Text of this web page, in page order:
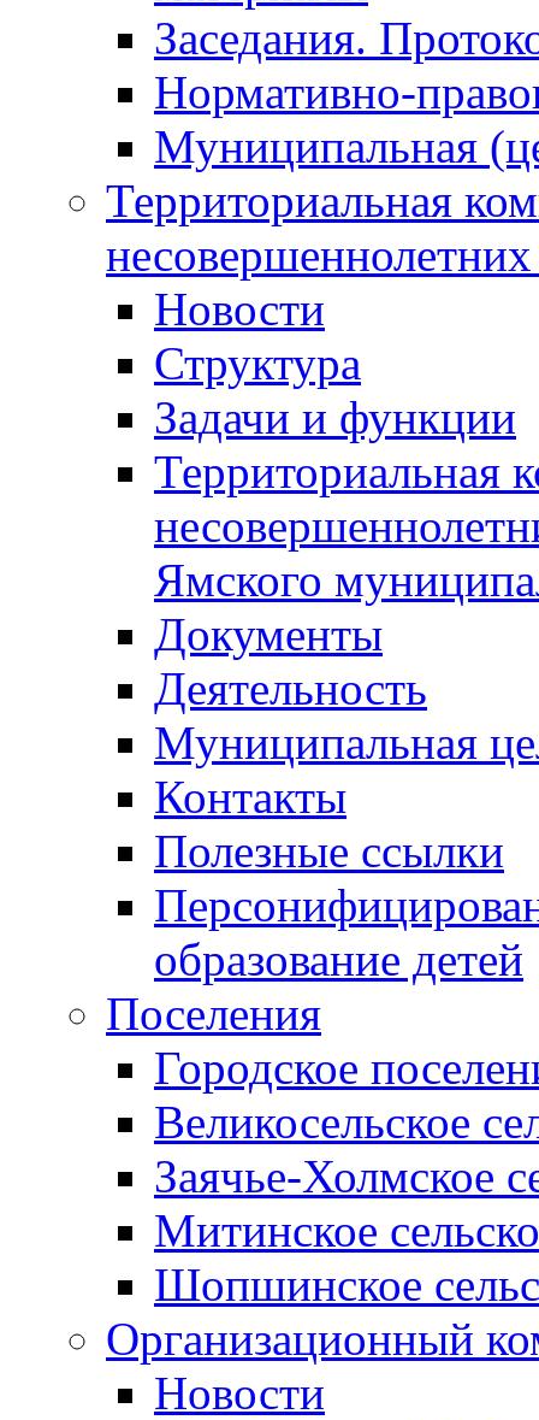
Заседания.
Нормативно-
Муниципальная
Территориальная
Новости
Структура
Задачи и функции
Территориальная
Ямского
Документы
Деятельность
Муниципальная
Контакты
Полезные ссылки
образование детей
Поселения
Городское
Великосельское
Заячье-Холмское
Митинское
Шопшинское
Организационный
Новости